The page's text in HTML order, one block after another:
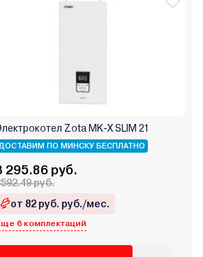
Zota MK-X SLIM 21
ПО МИНСКУ БЕСПЛАТНО
295.86 руб.
руб.
от 82 руб. руб./мес.
6 комплектаций